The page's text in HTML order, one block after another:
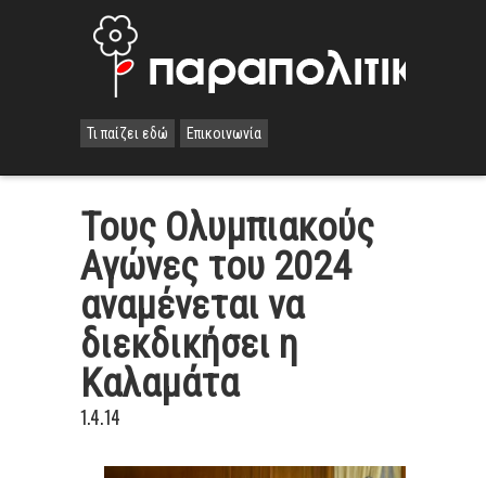
Τι παίζει εδώ Επικοινωνία
Τους Ολυμπιακούς
Αγώνες του 2024
αναμένεται να
διεκδικήσει η
Καλαμάτα
1.4.14